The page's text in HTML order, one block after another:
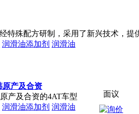
特殊配方研制，采用了新兴技术，
润滑油添加剂 润滑油
原产及合资
产及合资的4AT车型
润滑油添加剂 润滑油
面议